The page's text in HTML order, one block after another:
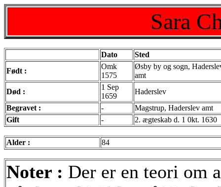
Sara
Dato
Sted
Født :
Omk
1575
Øsby by og sogn,
amt
Død :
1 Sep
1659
Haderslev
Begravet :
-
Magstrup, Haderslev amt
Gift
- 2. ægteskab d. 1 0kt. 1630
Alder : 84
Noter : Der er en teori om